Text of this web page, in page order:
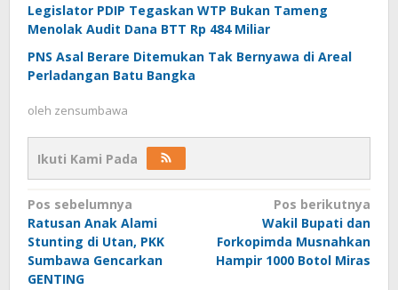
Legislator PDIP Tegaskan WTP Bukan Tameng
Menolak Audit Dana BTT Rp 484 Miliar
PNS Asal Berare Ditemukan Tak Bernyawa di Areal
Perladangan Batu Bangka
oleh zensumbawa
Ikuti Kami Pada
Navigasi
pos
Pos sebelumnya
Ratusan Anak Alami
Stunting di Utan, PKK
Sumbawa Gencarkan
GENTING
Pos berikutnya
Wakil Bupati dan
Forkopimda Musnahkan
Hampir 1000 Botol Miras